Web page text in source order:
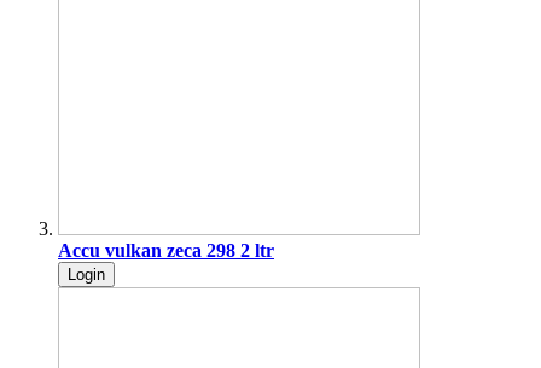
Accu vulkan zeca 298 2 ltr
Login